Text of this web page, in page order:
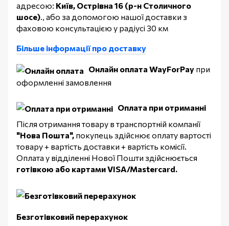
адресою: Київ, Острівна 16 (р-н Столичного
шосе)., або за допомогою нашої доставки з
фаховою консультацією у радіусі 30 км
Більше інформації про доставку
Онлайн оплата WayForPay при
оформленні замовлення
Оплата при отриманні
Після отримання товару в транспортній компанії
"Нова Пошта", покупець здійснює оплату вартості
товару + вартість доставки + вартість комісії.
Оплата у відділенні Нової Пошти здійснюється
готівкою або картами VISA/Mastercard.
Безготівковий перерахунок